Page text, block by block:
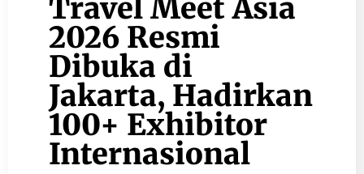
Travel Meet Asia
2026 Resmi
Dibuka di
Jakarta, Hadirkan
100+ Exhibitor
Internasional